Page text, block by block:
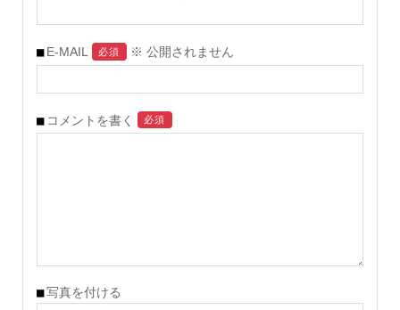
E-MAIL 必須 ※ 公開されません
コメントを書く 必須
写真を付ける